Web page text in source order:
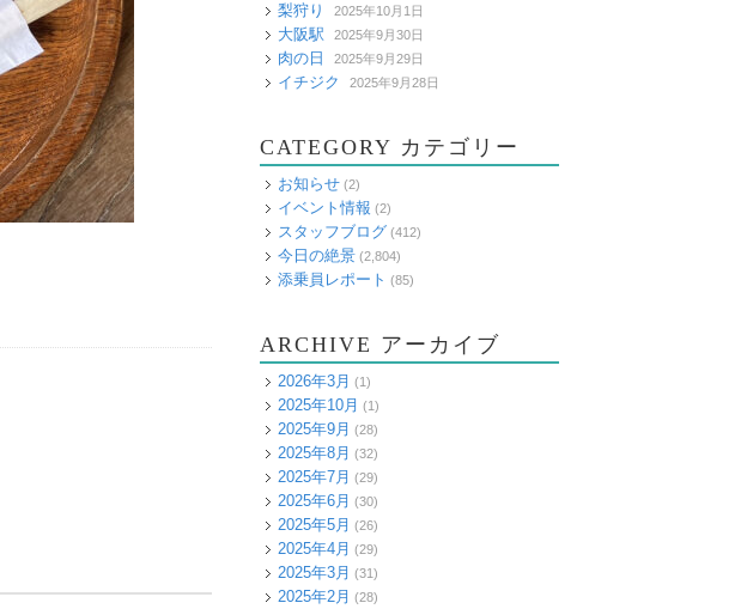
梨狩り 2025年10月1日
大阪駅 2025年9月30日
肉の日 2025年9月29日
イチジク 2025年9月28日
CATEGORY カテゴリー
お知らせ (2)
イベント情報 (2)
スタッフブログ (412)
今日の絶景 (2,804)
添乗員レポート (85)
ARCHIVE アーカイブ
2026年3月 (1)
2025年10月 (1)
2025年9月 (28)
2025年8月 (32)
2025年7月 (29)
2025年6月 (30)
2025年5月 (26)
2025年4月 (29)
2025年3月 (31)
2025年2月 (28)